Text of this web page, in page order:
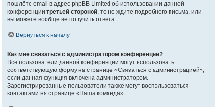
пошлёте email в адрес phpBB Limited об использовании данной
конференции третьей стороной, то не ждите подробного письма, или
вы можете вообще не получить ответа.
Вернуться к началу
Как мне связаться с администратором конференции?
Все пользователи данной конференции могут использовать
соответствующую форму на странице «Связаться с администрацией»,
если данная функция включена администратором.
Зарегистрированные пользователи также могут воспользоваться
контактами на странице «Наша команда».